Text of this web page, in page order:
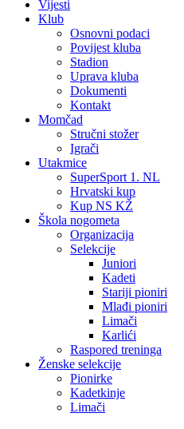
Vijesti
Klub
Osnovni podaci
Povijest kluba
Stadion
Uprava kluba
Dokumenti
Kontakt
Momčad
Stručni stožer
Igrači
Utakmice
SuperSport 1. NL
Hrvatski kup
Kup NS KŽ
Škola nogometa
Organizacija
Selekcije
Juniori
Kadeti
Stariji pioniri
Mlađi pioniri
Limači
Karlići
Raspored treninga
Ženske selekcije
Pionirke
Kadetkinje
Limači